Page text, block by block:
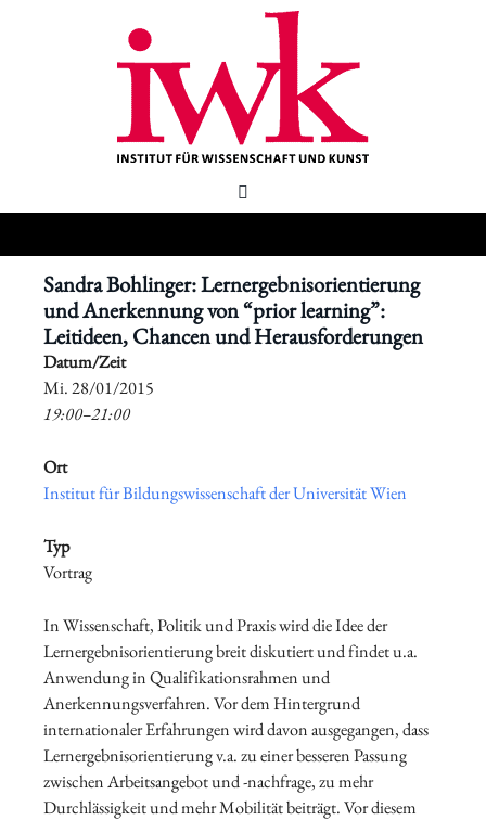
Sandra Bohlinger: Lernergebnisorientierung
und Anerkennung von “prior learning”:
Leitideen, Chancen und Herausforderungen
Datum/Zeit
​Mi. 28/01/2015
19:00–21:00
Ort
Institut für Bildungswissenschaft der Universität Wien
Typ
Vortrag
In Wissenschaft, Politik und Praxis wird die Idee der
Lernergebnisorientierung breit diskutiert und findet u.a.
Anwendung in Qualifikationsrahmen und
Anerkennungsverfahren. Vor dem Hintergrund
internationaler Erfahrungen wird davon ausgegangen, dass
Lernergebnisorientierung v.a. zu einer besseren Passung
zwischen Arbeitsangebot und -nachfrage, zu mehr
Durchlässigkeit und mehr Mobilität beiträgt. Vor diesem